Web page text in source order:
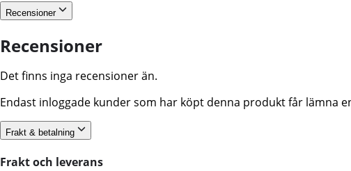
Recensioner
Recensioner
Det finns inga recensioner än.
Endast inloggade kunder som har köpt denna produkt får lämna
Frakt & betalning
Frakt och leverans